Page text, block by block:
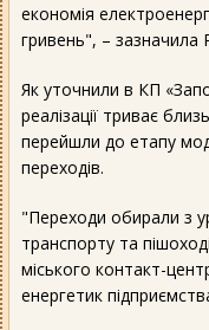
економія
гривень", – зазначила
Як уточнили в КП
реалізації триває
перейшли до етапу
переходів.
"Переходи обирали з
транспорту та
міського контакт-
енергетик